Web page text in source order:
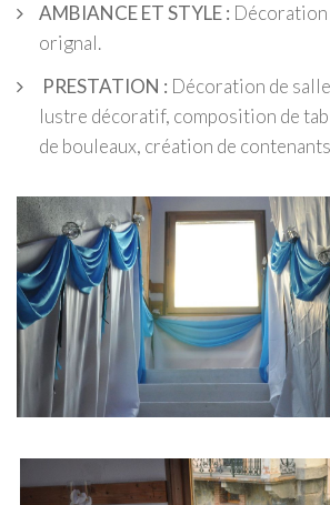
AMBIANCE ET STYLE : Décoration
orignal.
PRESTATION : Décoration de
lustre décoratif, composition de
de bouleaux, création de